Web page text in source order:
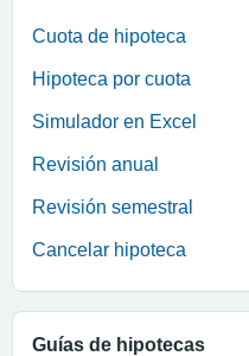
Cuota de hipoteca
Hipoteca por cuota
Simulador en Excel
Revisión anual
Revisión semestral
Cancelar hipoteca
Guías de hipotecas